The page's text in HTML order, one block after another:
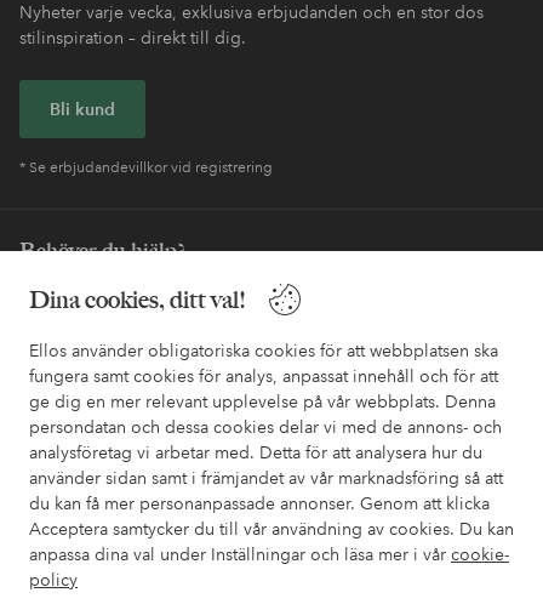
Dina cookies, ditt val!
Ellos använder obligatoriska cookies för att webbplatsen ska
fungera samt cookies för analys, anpassat innehåll och för att
ge dig en mer relevant upplevelse på vår webbplats. Denna
persondatan och dessa cookies delar vi med de annons- och
analysföretag vi arbetar med. Detta för att analysera hur du
använder sidan samt i främjandet av vår marknadsföring så att
du kan få mer personanpassade annonser. Genom att klicka
Acceptera samtycker du till vår användning av cookies. Du kan
anpassa dina val under Inställningar och läsa mer i vår cookie-
policy
Nyheter varje vecka, exklusiva erbjudanden och en stor dos
stilinspiration – direkt till dig.
Bli kund
* Se erbjudandevillkor vid registrering
Behöver du hjälp?
I vår FAQ hittar du svaren på de vanligaste frågorna. Här finns
också information om hur du enklast kontaktar oss.
Kundservice Beställning Betalsätt
Mina sidor
Om Ellos